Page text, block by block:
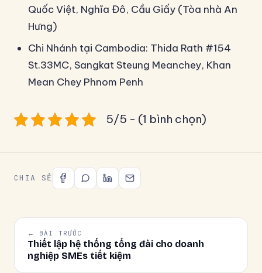
Quốc Việt, Nghĩa Đô, Cầu Giấy (Tòa nhà An
Hưng)
Chi Nhánh tại Cambodia: Thida Rath #154
St.33MC, Sangkat Steung Meanchey, Khan
Mean Chey Phnom Penh
5/5 - (1 bình chọn)
CHIA SẺ
← BÀI TRƯỚC
Thiết lập hệ thống tổng đài cho doanh
nghiệp SMEs tiết kiệm